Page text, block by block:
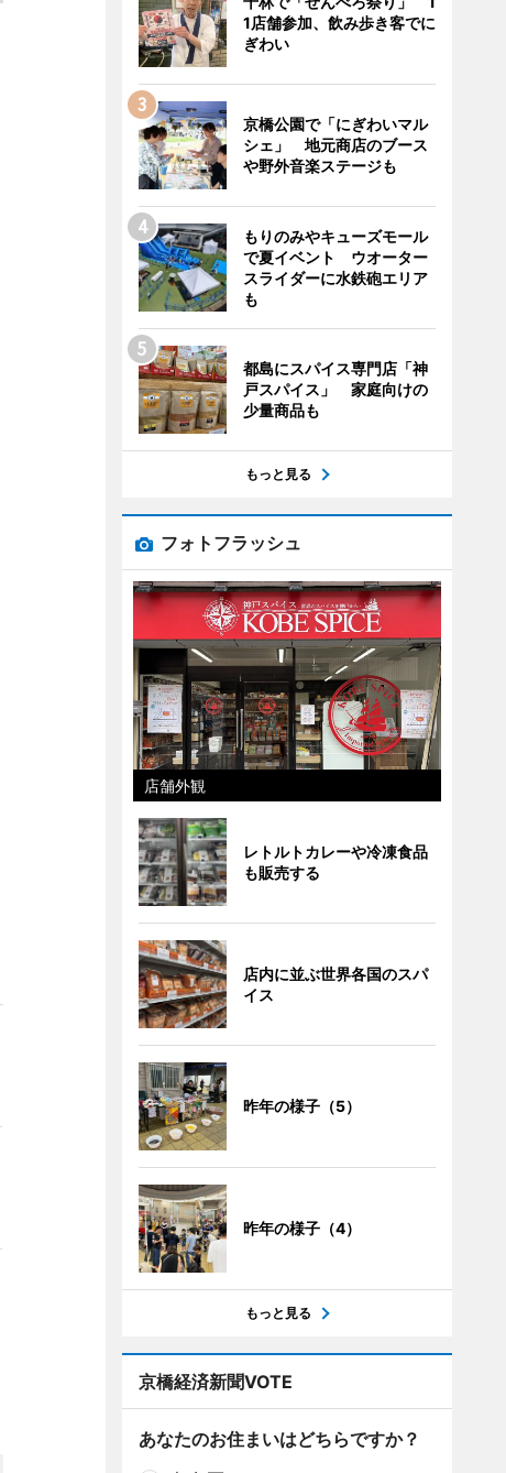
1店舗参加、飲み歩き客でに
ぎわい
京橋公園で「にぎわいマル
シェ」 地元商店のブース
や野外音楽ステージも
もりのみやキューズモール
で夏イベント ウオーター
スライダーに水鉄砲エリア
も
都島にスパイス専門店「神
戸スパイス」 家庭向けの
少量商品も
もっと見る
フォトフラッシュ
店舗外観
レトルトカレーや冷凍食品
も販売する
店内に並ぶ世界各国のスパ
イス
昨年の様子（5）
昨年の様子（4）
もっと見る
京橋経済新聞VOTE
あなたのお住まいはどちらですか？